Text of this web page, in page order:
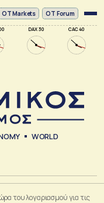
DAX 30 CAC 40
ΟΤ Markets OT Forum
WORLD
του λογαριασμού για τις